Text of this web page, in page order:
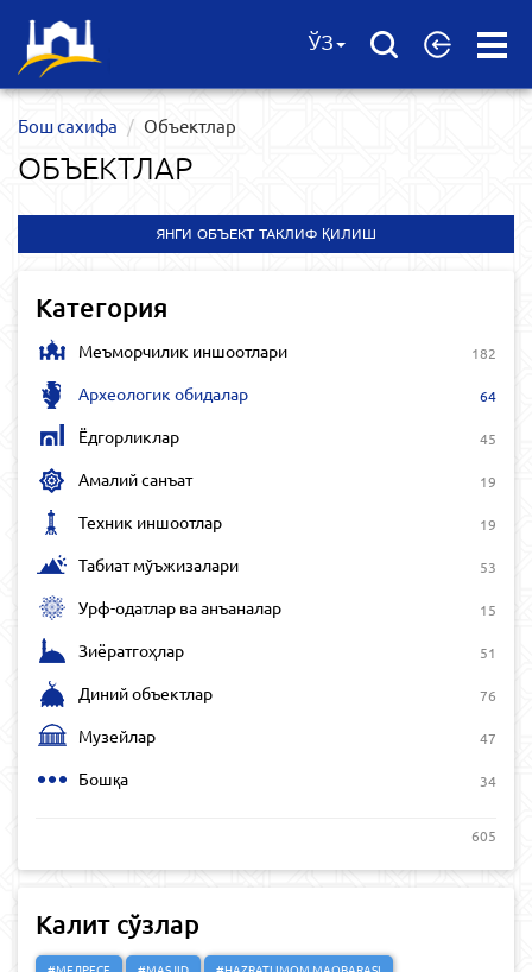
Open
ЎЗ
Бош сахифа Объектлар
ОБЪЕКТЛАР
ЯНГИ ОБЪЕКТ ТАКЛИФ ҚИЛИШ
Категория
Меъморчилик иншоотлари 182
Археологик обидалар 64
Ёдгорликлар 45
Амалий санъат 19
Техник иншоотлар 19
Табиат мўъжизалари 53
Урф-одатлар ва анъаналар 15
Зиёратгоҳлар 51
Диний объектлар 76
Музейлар 47
Бошқа 34
605
Калит сўзлар